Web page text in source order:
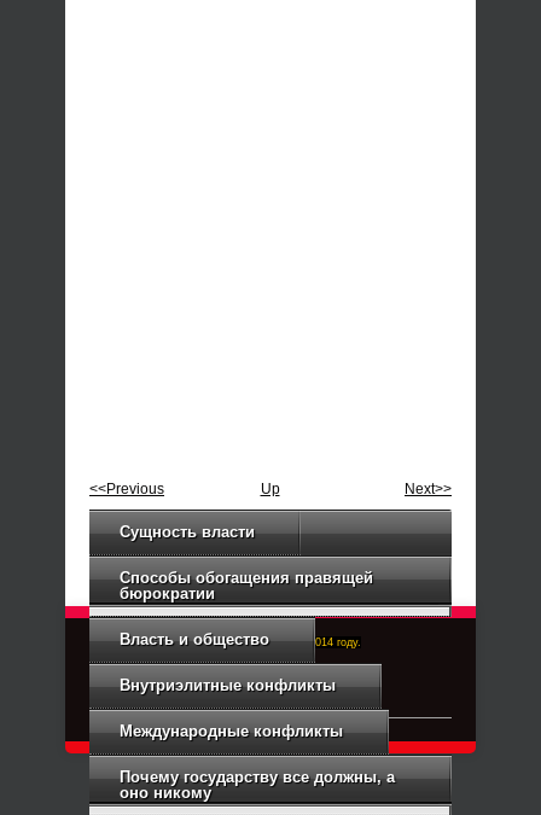
<<Previous Up Next>>
Сущность власти
Способы обогащения правящей
бюрократии
Власть и общество
Внутриэлитные конфликты
Международные конфликты
Почему государству все должны, а
оно никому
Right-Dexter-ПРАВЫЙ ФРОНТ. Основан в 2014 году.
Связь с администрацией